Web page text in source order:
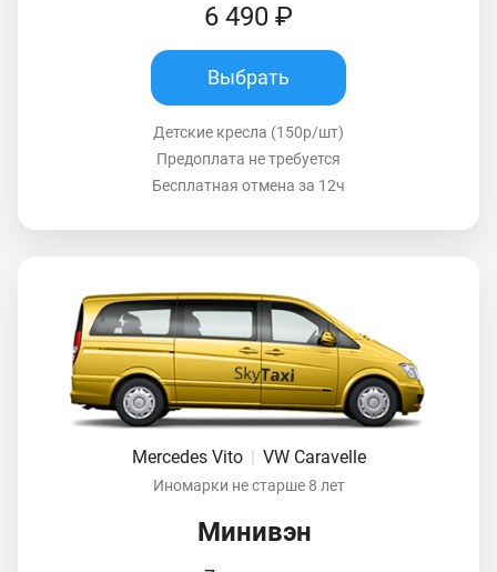
6 490 ₽
Выбрать
Детские кресла (150р/шт)
Предоплата не требуется
Бесплатная отмена за 12ч
Mercedes Vito VW Caravelle
Иномарки не старше 8 лет
Минивэн